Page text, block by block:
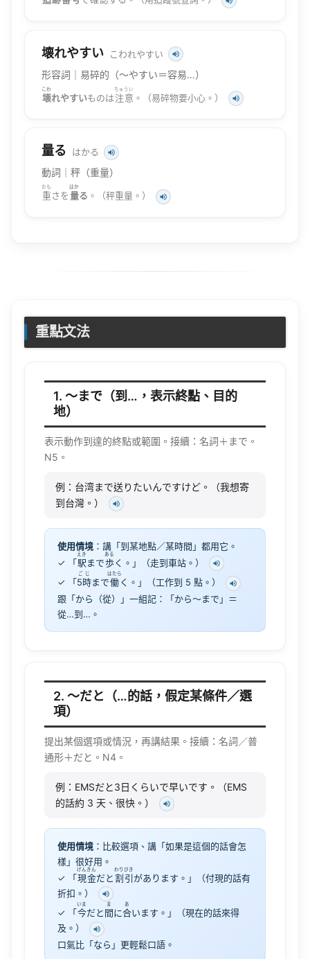
壊れやすい こわれやすい
形容詞｜易碎的（〜やすい＝容易…）
壊
こわ
れやすいものは注意
ちゅうい
。（易碎物要小心。）
量る はかる
動詞｜秤（重量）
重
おも
さを量
はか
る 。（秤重量。）
重點文法
1. 〜まで（到…，表示終點、目的
地）
表示動作到達的終點或範圍。接續：名詞＋まで。
N5。
例：台湾まで送りたいんですけど。（我想寄
到台灣。）
使用情境 ：講「到某地點／某時間」都用它。
✓ 「駅
えき
まで歩
ある
く。」（走到車站。）
✓ 「5時
ごじ
まで働
はたら
く。」（工作到 5 點。）
跟「から（從）」一組記：「から〜まで」＝
從…到…。
2. 〜だと（…的話，假定某條件／選
項）
提出某個選項或情況，再講結果。接續：名詞／普
通形＋だと。N4。
例：EMSだと3日くらいで早いです。（EMS
的話約 3 天、很快。）
使用情境 ：比較選項、講「如果是這個的話會怎
樣」很好用。
✓ 「現金
げんきん
だと 割引
わりびき
があります。」（付現的話有
折扣。）
✓ 「今
いま
だと間
ま
に合
あ
います。」（現在的話來得
及。）
口氣比「なら」更輕鬆口語。